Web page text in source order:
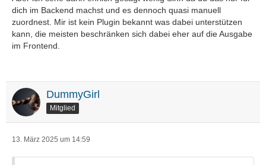
dich im Backend machst und es dennoch quasi manuell
zuordnest. Mir ist kein Plugin bekannt was dabei unterstützen
kann, die meisten beschränken sich dabei eher auf die Ausgabe
im Frontend.
DummyGirl
Mitglied
13. März 2025 um 14:59